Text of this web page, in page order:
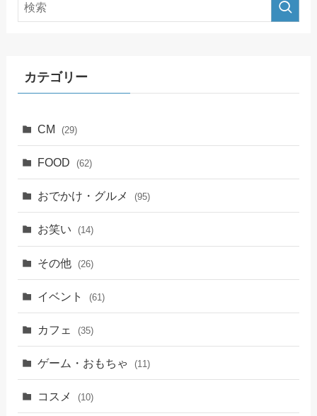
カテゴリー
CM (29)
FOOD (62)
おでかけ・グルメ (95)
お笑い (14)
その他 (26)
イベント (61)
カフェ (35)
ゲーム・おもちゃ (11)
コスメ (10)